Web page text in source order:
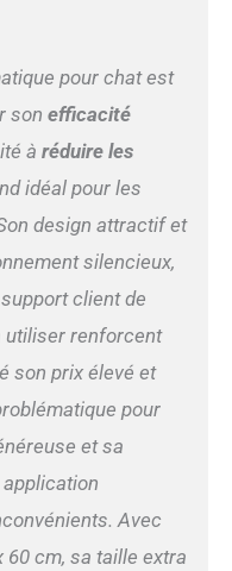
multi-chats : avec
automatique
peut accueillir
1,5 et 10 kg (3
de 10 jours le rend
les foyers
occupés –
de vous soucier
de sécurité à 9
: Devoko dispose
de poids + 1
mouvement pour
en temps
trois mécanismes
(anti-pincement,
pour chat est
son efficacité
à réduire les
idéal pour les
design attractif et
silencieux,
client de
utiliser renforcent
son prix élevé et
pour
et sa
Avec
60 cm, sa taille extra